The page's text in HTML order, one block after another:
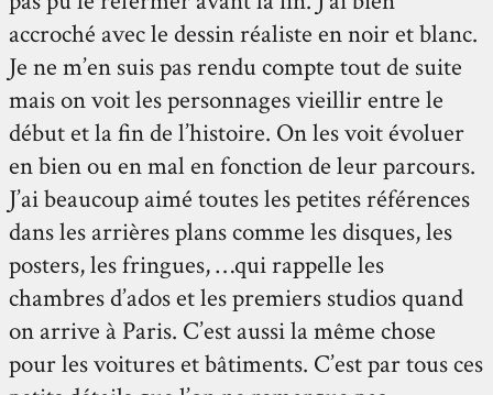
accroché avec le dessin réaliste en noir et blanc.
Je ne m’en suis pas rendu compte tout de suite
mais on voit les personnages vieillir entre le
début et la fin de l’histoire. On les voit évoluer
en bien ou en mal en fonction de leur parcours.
J’ai beaucoup aimé toutes les petites références
dans les arrières plans comme les disques, les
posters, les fringues, …qui rappelle les
chambres d’ados et les premiers studios quand
on arrive à Paris. C’est aussi la même chose
pour les voitures et bâtiments. C’est par tous ces